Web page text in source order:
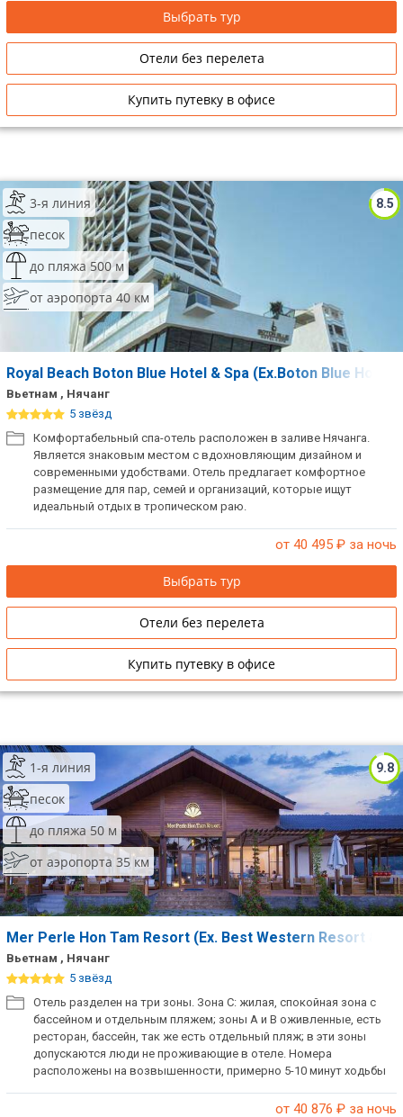
Выбрать тур
Отели без перелета
Купить путевку в офисе
8.5
3-я линия
песок
до пляжа 500 м
от аэропорта 40 км
Royal Beach Boton Blue Hotel & Spa (Ex.Boton Blue Hotel
Вьетнам , Нячанг
5 звёзд
Комфортабельный спа-отель расположен в заливе Нячанга.
Является знаковым местом с вдохновляющим дизайном и
современными удобствами. Отель предлагает комфортное
размещение для пар, семей и организаций, которые ищут
идеальный отдых в тропическом раю.
от 40 495 ₽ за ночь
Выбрать тур
Отели без перелета
Купить путевку в офисе
9.8
1-я линия
песок
до пляжа 50 м
от аэропорта 35 км
Mer Perle Hon Tam Resort (Ex. Best Western Resort &
Вьетнам , Нячанг
5 звёзд
Отель разделен на три зоны. Зона С: жилая, спокойная зона с
бассейном и отдельным пляжем; зоны А и В оживленные, есть
ресторан, бассейн, так же есть отдельный пляж; в эти зоны
допускаются люди не проживающие в отеле. Номера
расположены на возвышенности, примерно 5-10 минут ходьбы
от 40 876 ₽ за ночь